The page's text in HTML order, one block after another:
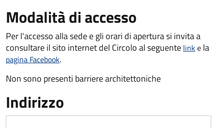
Modalità di accesso
Per l'accesso alla sede e gli orari di apertura si invita a
consultare il sito internet del Circolo al seguente linke la
pagina Facebook.
Non sono presenti barriere architettoniche
Indirizzo